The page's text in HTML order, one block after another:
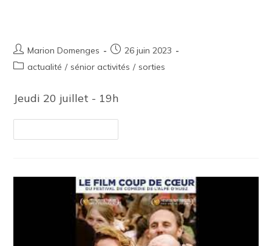
Marion Domenges
26 juin 2023
actualité / sénior activités / sorties
Jeudi 20 juillet - 19h